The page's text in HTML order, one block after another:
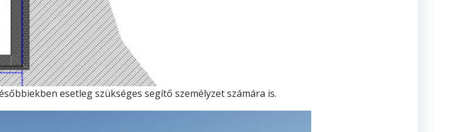
esetleg szükséges segítő személyzet számára is.